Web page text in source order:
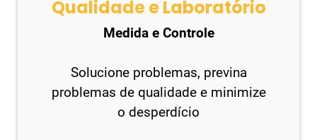
Qualidade e Laboratório
Medida e Controle
Solucione problemas, previna
problemas de qualidade e minimize
o desperdício